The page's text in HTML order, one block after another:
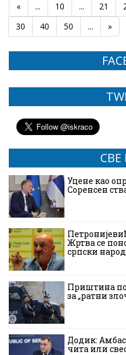
« ... 10 ... 21
30
40 50 ... »
СВЕ
Уцене као
Соренсен
Жртва се
српски народ
Приштина
за „ратни
Додик:
чита или